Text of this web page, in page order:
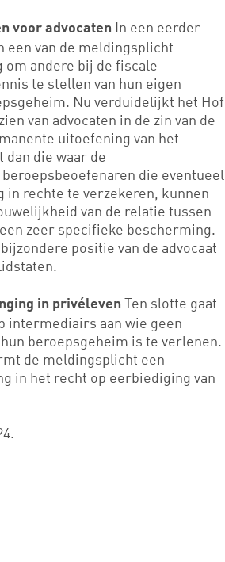
voor advocaten In een eerder
een van de meldingsplicht
om andere bij de fiscale
te stellen van hun eigen
Nu verduidelijkt het Hof
van advocaten in de zin van de
uitoefening van het
dan die waar de
die eventueel
rechte te verzekeren, kunnen
van de relatie tussen
zeer specifieke bescherming.
positie van de advocaat
in privéleven Ten slotte gaat
intermediairs aan wie geen
beroepsgeheim is te verlenen.
de meldingsplicht een
in het recht op eerbiediging van